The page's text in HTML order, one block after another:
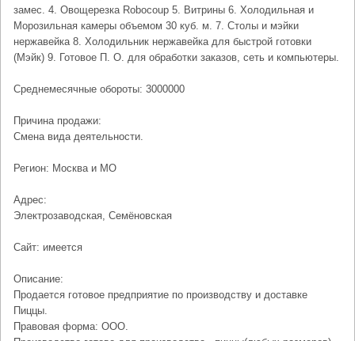
замес. 4. Овощерезка Robocoup 5. Витрины 6. Холодильная и
Морозильная камеры объемом 30 куб. м. 7. Столы и мэйки
нержавейка 8. Холодильник нержавейка для быстрой готовки
(Мэйк) 9. Готовое П. О. для обработки заказов, сеть и компьютеры.
Среднемесячные обороты: 3000000
Причина продажи:
Смена вида деятельности.
Регион: Москва и МО
Адрес:
Электрозаводская, Семёновская
Сайт: имеется
Описание:
Продается готовое предприятие по производству и доставке
Пиццы.
Правовая форма: ООО.